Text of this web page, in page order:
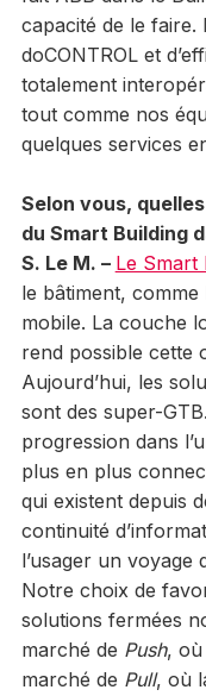
capacité de le faire.
doCONTROL et
totalement
tout comme nos
quelques services
Selon vous,
du Smart Building
S. Le M. – Le Smart
le bâtiment,
mobile. La couche
rend possible cette
Aujourd’hui, les
sont des super-
progression dans
plus en plus
qui existent depuis
continuité
l’usager un voyage
Notre choix de
solutions fermées
marché de Push, où
marché de Pull, où